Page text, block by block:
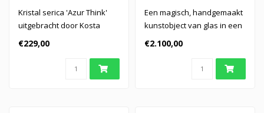
handgemaakt kristallen
kunstobject
Kristal serica 'Azur Think'
uitgebracht door Kosta
Boda.
€229,00
Een magisch, handgemaakt
kunstobject van glas in een
gelimiteerde oplage van
€2.100,00